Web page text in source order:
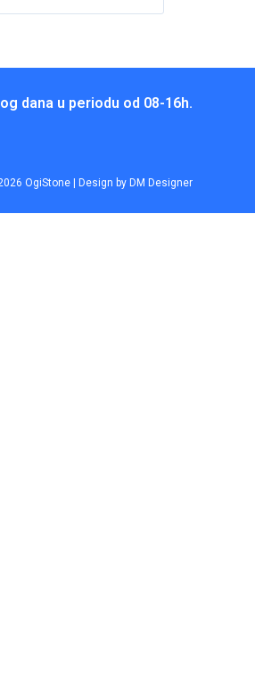
dana u periodu od 08-16h.
OgiStone | Design by DM Designer